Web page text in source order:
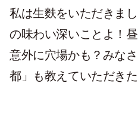
私は生麩をいただきま
の味わい深いことよ！
意外に穴場かも？みな
都」も教えていただき